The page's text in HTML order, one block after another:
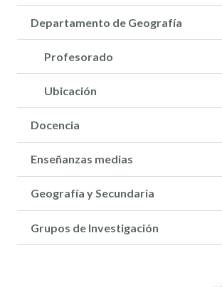
Departamento de Geografía
Profesorado
Ubicación
Docencia
Enseñanzas medias
Geografía y Secundaria
Grupos de Investigación